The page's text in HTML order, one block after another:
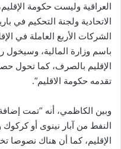
العراقية وليست حكومة
الاتحادية ولجنة التحكيم في
الشركات الأربع العاملة في
باسم وزارة المالية، وسيخول
الإقليم بالصرف، كما تحول
تقدمه حكومة الاقليم”.
وبين الكاظمي، أنه “تمت
النفط من آبار نينوى أو
الإقليم، كما أن هناك نصوصا